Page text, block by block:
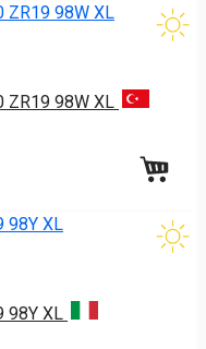
98W XL
98Y XL